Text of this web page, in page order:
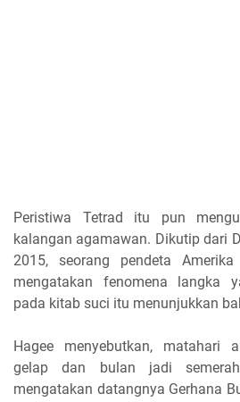
Peristiwa Tetrad itu pun
kalangan agamawan. Dikutip dari
2015, seorang pendeta
mengatakan fenomena langka
pada kitab suci itu menunjukkan
Hagee menyebutkan, matahari
gelap dan bulan jadi
mengatakan datangnya Gerhana